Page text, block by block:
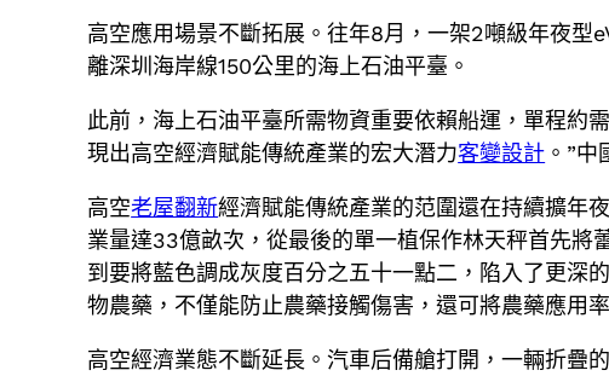
高空應用場景不斷拓展。往年8月，一架2噸級年夜型
離深圳海岸線150公里的海上石油平臺。
此前，海上石油平臺所需物資重要依賴船運，單程約
現出高空經濟賦能傳統產業的宏大潛力客變設計 。”
高空老屋翻新經濟賦能傳統產業的范圍還在持續擴年
業量達33億畝次，從最後的單一植保作林天秤首先將
到要將藍色調成灰度百分之五十一點二，陷入了更深
物農藥，不僅能防止農藥接觸傷害，還可將農藥應用
高空經濟業態不斷延長。汽車后備艙打開，一輛折疊